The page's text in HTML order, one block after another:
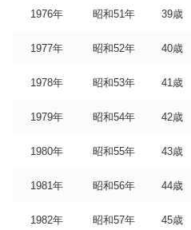
1976年 昭和51年 39歳
1977年 昭和52年 40歳
1978年 昭和53年 41歳
1979年 昭和54年 42歳
1980年 昭和55年 43歳
1981年 昭和56年 44歳
1982年 昭和57年 45歳